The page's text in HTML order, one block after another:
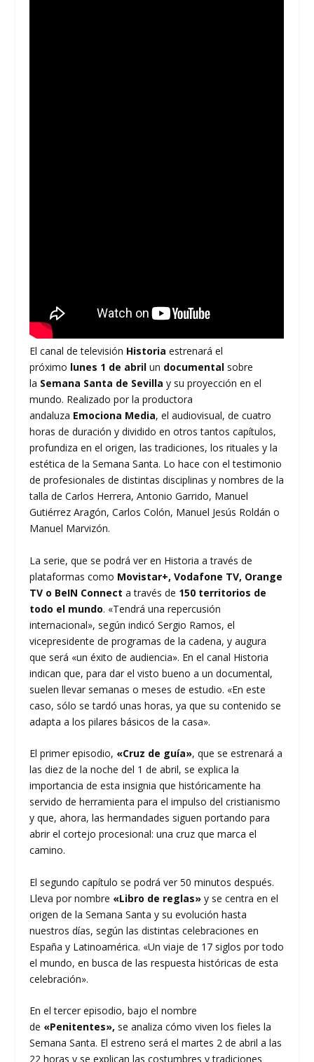
El canal de televisión Historia estrenará el
próximo lunes 1 de abril un documental sobre
la Semana Santa de Sevilla y su proyección en el
mundo. Realizado por la productora
andaluza Emociona Media, el audiovisual, de cuatro
horas de duración y dividido en otros tantos capítulos,
profundiza en el origen, las tradiciones, los rituales y la
estética de la Semana Santa. Lo hace con el testimonio
de profesionales de distintas disciplinas y nombres de la
talla de Carlos Herrera, Antonio Garrido, Manuel
Gutiérrez Aragón, Carlos Colón, Manuel Jesús Roldán o
Manuel Marvizón.
La serie, que se podrá ver en Historia a través de
plataformas como Movistar+, Vodafone TV, Orange
TV o BeIN Connect a través de 150 territorios de
todo el mundo. «Tendrá una repercusión
internacional», según indicó Sergio Ramos, el
vicepresidente de programas de la cadena, y augura
que será «un éxito de audiencia». En el canal Historia
indican que, para dar el visto bueno a un documental,
suelen llevar semanas o meses de estudio. «En este
caso, sólo se tardó unas horas, ya que su contenido se
adapta a los pilares básicos de la casa».
El primer episodio, «Cruz de guía», que se estrenará a
las diez de la noche del 1 de abril, se explica la
importancia de esta insignia que históricamente ha
servido de herramienta para el impulso del cristianismo
y que, ahora, las hermandades siguen portando para
abrir el cortejo procesional: una cruz que marca el
camino.
El segundo capítulo se podrá ver 50 minutos después.
Lleva por nombre «Libro de reglas» y se centra en el
origen de la Semana Santa y su evolución hasta
nuestros días, según las distintas celebraciones en
España y Latinoamérica. «Un viaje de 17 siglos por todo
el mundo, en busca de las respuesta históricas de esta
celebración».
En el tercer episodio, bajo el nombre
de «Penitentes», se analiza cómo viven los fieles la
Semana Santa. El estreno será el martes 2 de abril a las
22 horas y se explican las costumbres y tradiciones